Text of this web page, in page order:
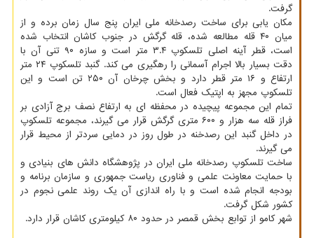
گرفت.
مکان یابی برای ساخت رصدخانه ملی ایران پنج سال زمان برده و از
میان ۴۰ قله مطالعه شده، قله گرگش در جنوب کاشان انتخاب شده
است، قطر آینه اصلی تلسکوپ ۳.۴ متر است و سازه ۹۰ تنی آن با
دقت بسیار بالا اجرام آسمانی را رهگیری می کند. گنبد تلسکوپ ۲۴ متر
ارتفاع و ۱۶ متر قطر دارد و بخش چرخان آن ۲۵۰ تن است و این
تلسکوپ مجهز به اپتیک فعال است.
تمام این مجموعه پیچیده در محفظه ای به ارتفاع نصف برج آزادی بر
فراز قله سه هزار و ۶۰۰ متری گرگش قرار می گیرند، مجموعه تلسکوپ
در داخل گنبد این رصدخنه در طول روز در دمایی سردتر از محیط قرار
می گیرند.
ساخت تلسکوپ رصدخانه ملی ایران در پژوهشگاه دانش های بنیادی و
با حمایت معاونت علمی و فناوری ریاست جمهوری و سازمان برنامه و
بودجه انجام شده است و با راه اندازی آن یک روند علمی نجوم در
کشور شکل گرفت.
شهر کامو از توابع بخش قمصر در حدود ۸۰ کیلومتری کاشان قرار دارد.